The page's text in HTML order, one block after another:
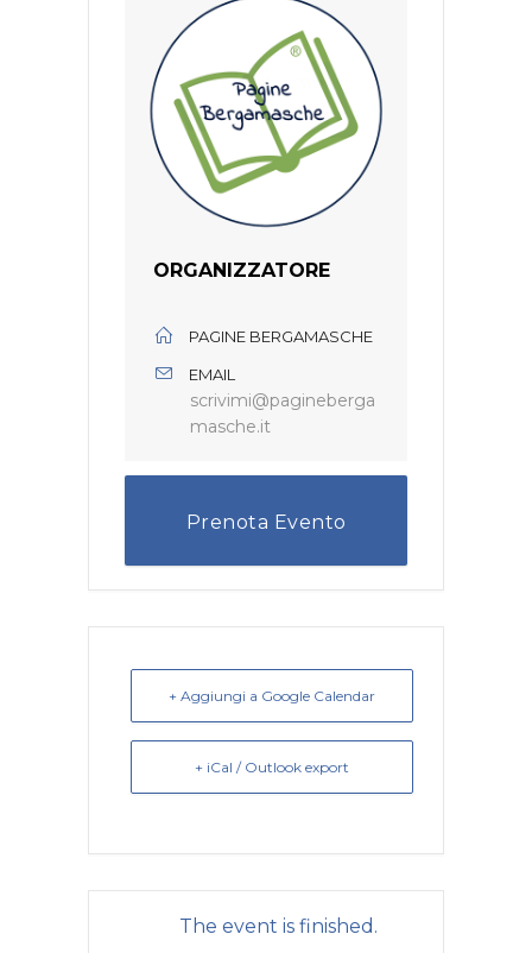
ORGANIZZATORE
PAGINE BERGAMASCHE
EMAIL
scrivimi@pagineberga
masche.it
Prenota Evento
+ Aggiungi a Google Calendar
+ iCal / Outlook export
The event is finished.